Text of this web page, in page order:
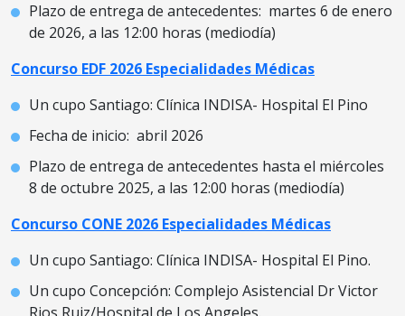
Plazo de entrega de antecedentes: martes 6 de enero
de 2026, a las 12:00 horas (mediodía)
Concurso EDF 2026 Especialidades Médicas
Un cupo Santiago: Clínica INDISA- Hospital El Pino
Fecha de inicio: abril 2026
Plazo de entrega de antecedentes hasta el miércoles
8 de octubre 2025, a las 12:00 horas (mediodía)
Concurso CONE 2026 Especialidades Médicas
Un cupo Santiago: Clínica INDISA- Hospital El Pino.
Un cupo Concepción: Complejo Asistencial Dr Victor